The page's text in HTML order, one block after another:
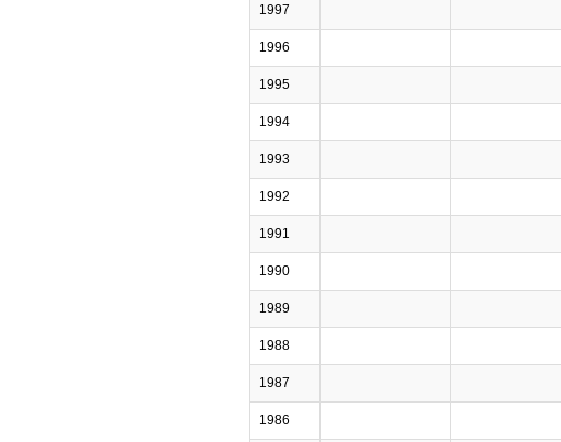
1997
1996
1995
1994
1993
1992
1991
1990
1989
1988
1987
1986